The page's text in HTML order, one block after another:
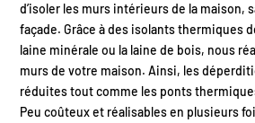
d’isoler les murs intérieurs de la maison,
façade. Grâce à des isolants thermiques
laine minérale ou la laine de bois, nous
murs de votre maison. Ainsi, les
réduites tout comme les ponts
Peu coûteux et réalisables en plusieurs